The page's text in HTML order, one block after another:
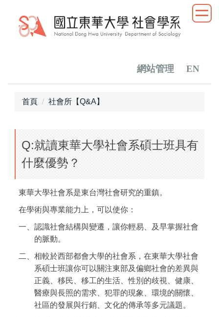
網站管理 EN
首頁 社會所【Q&A】
Q:就讀東華大學社會系碩士班具有
什麼優勢？
東華大學社會系是東台灣社會研究的重鎮。
在學術與專業能力上，可以使你：
一、認識社會結構與變遷，讓你輕易、及早掌握社會
的脈動。
二、相較於西部都會大學的社會系，在東華大學社會
系碩士班讓你可以關注東部及偏鄉社會的差異與
正義、移民、移工的生活、性別的歧視、健康、
醫療與長照的需求、犯罪的現象、環境的關懷、
社區的發展與行銷、文化的傳承等多元議題。